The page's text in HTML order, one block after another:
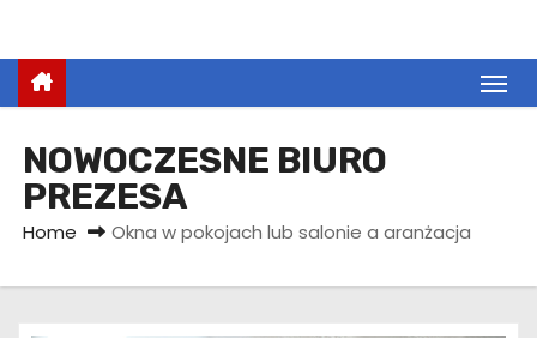
e
NOWOCZESNE BIURO
PREZESA
Home Okna w pokojach lub salonie a aranżacja